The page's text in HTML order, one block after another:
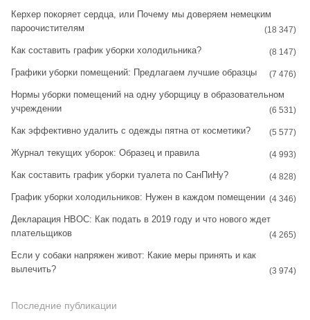
a
g
r
a
e
r
e
s
Керхер покоряет сердца, или Почему мы доверяем немецким
пароочистителям
(18 347)
Как составить график уборки холодильника? (8 147)
Графики уборки помещений: Предлагаем лучшие образцы (7 476)
Нормы уборки помещений на одну уборщицу в образовательном
учреждении
(6 531)
Как эффективно удалить с одежды пятна от косметики? (5 577)
Журнал текущих уборок: Образец и правила (4 993)
Как составить график уборки туалета по СанПиНу? (4 828)
График уборки холодильников: Нужен в каждом помещении (4 346)
Декларация НВОС: Как подать в 2019 году и что нового ждет
плательщиков
(4 265)
Если у собаки напряжен живот: Какие меры принять и как
вылечить?
(3 974)
Последние публикации